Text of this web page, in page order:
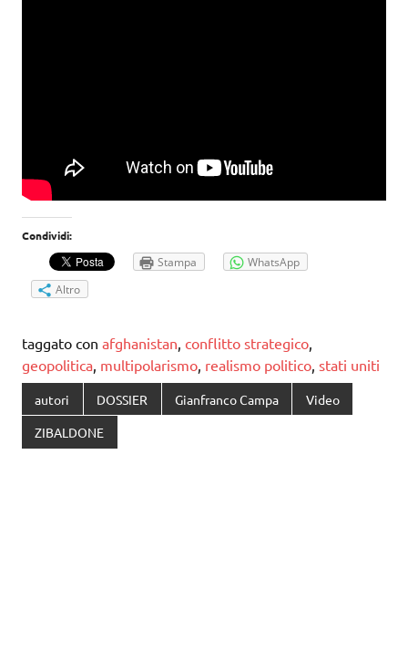
Condividi:
Stampa
WhatsApp
Altro
taggato con afghanistan conflitto strategico
geopolitica multipolarismo realismo politico stati uniti
autori DOSSIER Gianfranco Campa Video
ZIBALDONE